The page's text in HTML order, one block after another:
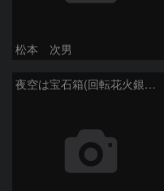
松本 次男
夜空は宝石箱(回転花火銀河 M101) Seestar50